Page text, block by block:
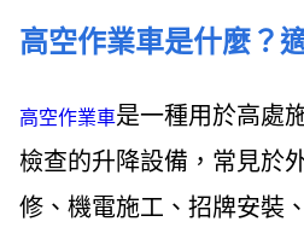
高空作業車是什麼？
高空作業車是一種用於高處
檢查的升降設備，常見於
修、機電施工、招牌安裝